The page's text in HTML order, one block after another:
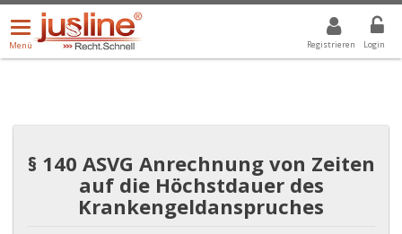
Registrieren Login
Menü
öffnen/schließen
Menü
ALLE DROPDOWN: GEWÄHLTER WERT IST ALLE
§ 140 ASVG Anrechnung von Zeiten
auf die Höchstdauer des
Krankengeldanspruches